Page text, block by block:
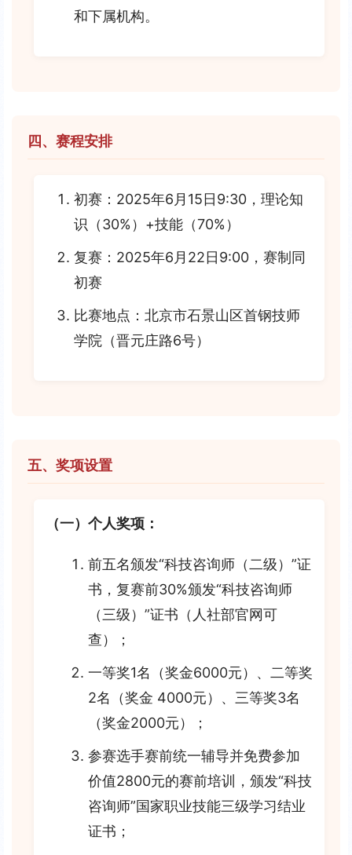
和下属机构。
四、赛程安排
初赛：2025年6月15日9:30，理论知
识（30%）+技能（70%）
复赛：2025年6月22日9:00，赛制同
初赛
比赛地点：北京市石景山区首钢技师
学院（晋元庄路6号）
五、奖项设置
（一）个人奖项：
前五名颁发“科技咨询师（二级）”证
书，复赛前30%颁发“科技咨询师
（三级）”证书（人社部官网可
查）；
一等奖1名（奖金6000元）、二等奖
2名（奖金 4000元）、三等奖3名
（奖金2000元）；
参赛选手赛前统一辅导并免费参加
价值2800元的赛前培训，颁发“科技
咨询师”国家职业技能三级学习结业
证书；